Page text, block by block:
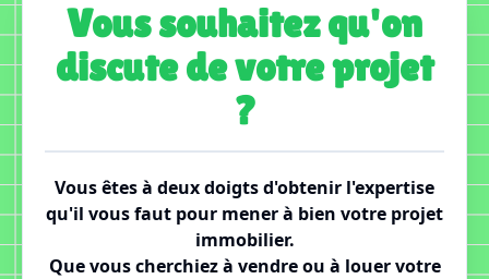
Vous souhaitez qu'on
discute de votre projet
?
Vous êtes à deux doigts d'obtenir l'expertise
qu'il vous faut pour mener à bien votre projet
immobilier.
Que vous cherchiez à vendre ou à louer votre